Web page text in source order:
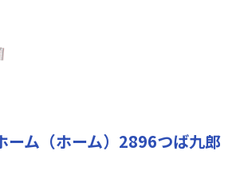
ーム（ホーム）2896つば九郎